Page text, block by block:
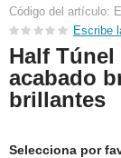
Código del artículo:
Escribe
Half Túnel
acabado
brillantes
Selecciona por